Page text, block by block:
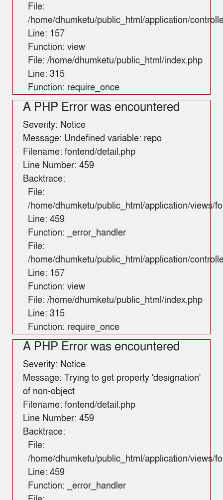
File:
/home/dhumketu/public_html/application/
Line: 157
Function: view
File: /home/dhumketu/public_html/index.php
Line: 315
Function: require_once
A PHP Error was encountered
Severity: Notice
Message: Undefined variable: repo
Filename: fontend/detail.php
Line Number: 459
Backtrace:
File:
/home/dhumketu/public_html/application/views/
Line: 459
Function: _error_handler
File:
/home/dhumketu/public_html/application/
Line: 157
Function: view
File: /home/dhumketu/public_html/index.php
Line: 315
Function: require_once
A PHP Error was encountered
Severity: Notice
Message: Trying to get property 'designation'
of non-object
Filename: fontend/detail.php
Line Number: 459
Backtrace:
File:
/home/dhumketu/public_html/application/views/
Line: 459
Function: _error_handler